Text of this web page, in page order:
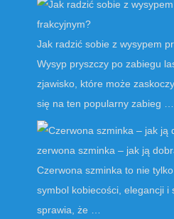
Jak radzić sobie z wysypem
Wysyp pryszczy po zabiegu
zjawisko, które może
się na ten popularny zabieg …
zerwona szminka – jak ją
Czerwona szminka to nie
symbol kobiecości, elegancji i
sprawia, że …